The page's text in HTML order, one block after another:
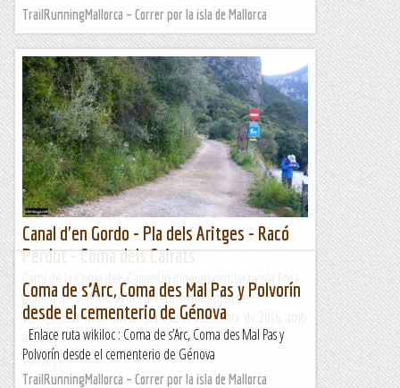
TrailRunningMallorca – Correr por la isla de Mallorca
Canal d'en Gordo - Pla dels Aritges - Racó
Perdut - Coma dels Cairats
Camí de la Coma dels CairatsUn itinerari circular per la finca
pública de Son Moragues al terme municipal de
Valldemossa. Repetim la ruta feta el desembre de 2016, amb
algunes...
Viaranys
Coma de s’Arc, Coma des Mal Pas y Polvorín
desde el cementerio de Génova
Enlace ruta wikiloc : Coma de s’Arc, Coma des Mal Pas y
Polvorín desde el cementerio de Génova
TrailRunningMallorca – Correr por la isla de Mallorca